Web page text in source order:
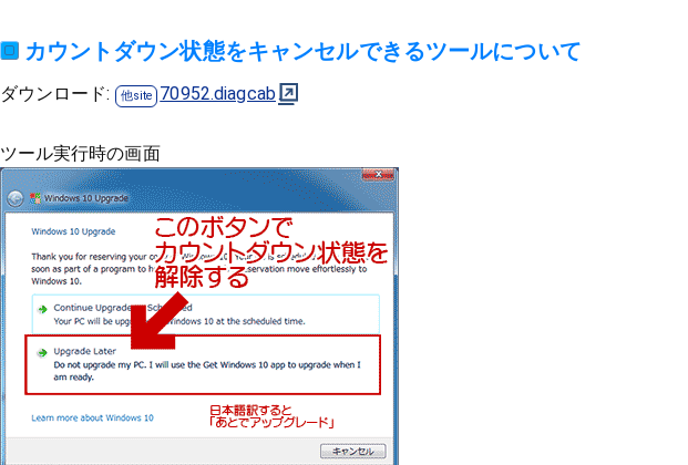
カウントダウン状態をキャンセルできるツールについて
ダウンロード: 70952.diagcab
ツール実行時の画面